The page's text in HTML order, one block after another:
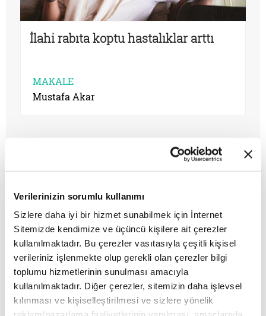
Verilerinizin sorumlu kullanımı
Sizlere daha iyi bir hizmet sunabilmek için İnternet
Sitemizde kendimize ve üçüncü kişilere ait çerezler
kullanılmaktadır. Bu çerezler vasıtasıyla çeşitli kişisel
verileriniz işlenmekte olup gerekli olan çerezler bilgi
toplumu hizmetlerinin sunulması amacıyla
kullanılmaktadır. Diğer çerezler, sitemizin daha işlevsel
kılınması ve kişiselleştirilmesi ve sizlere yönelik
İlahi rabıta koptu hastalıklar arttı
MAKALE
Mustafa Akar
Sevgi yarası şifa kabul etmez